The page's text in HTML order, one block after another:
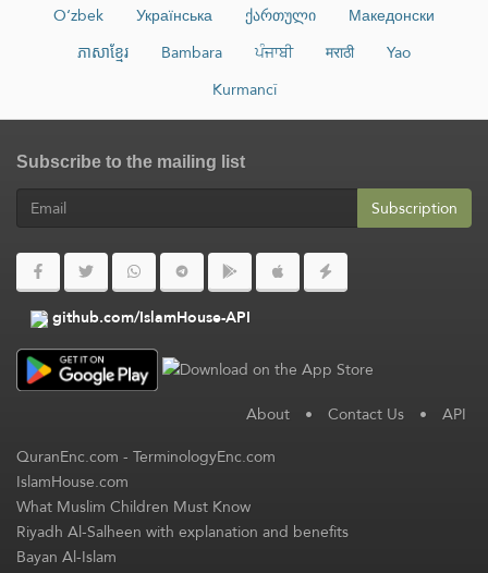
O‘zbek
Українська ქართული
Македонски
ភាសាខ្មែរ
Bambara ਪੰਜਾਬੀ मराठी
Yao
Kurmancî
Subscribe to the mailing list
Subscription
github.com/IslamHouse-API
About • Contact Us • API
QuranEnc.com-TerminologyEnc.com
IslamHouse.com
What Muslim Children Must Know
Riyadh Al-Salheen with explanation and benefits
Bayan Al-Islam